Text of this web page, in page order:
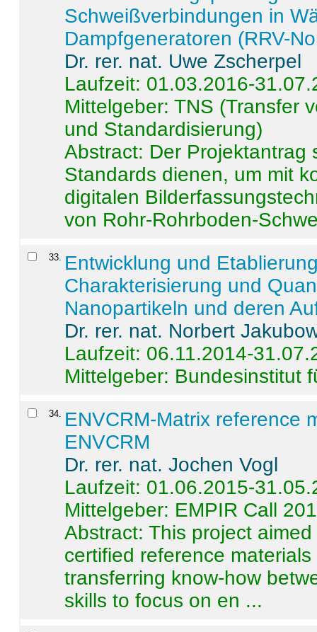
Schweißverbindungen in
Dampfgeneratoren (RRV-
Dr. rer. nat. Uwe Zscherpel
Laufzeit: 01.03.2016-
Mittelgeber: TNS (Transfer
und Standardisierung)
Abstract: Der Projektantrag
Standards dienen, um mit
digitalen
von Rohr-Rohrboden-
33. Entwicklung und
Charakterisierung und
Nanopartikeln und deren
Dr. rer. nat. Norbert
Laufzeit: 06.11.2014-
Mittelgeber: Bundesinstitut
34. ENVCRM-Matrix reference
ENVCRM
Dr. rer. nat. Jochen Vogl
Laufzeit: 01.06.2015-
Mittelgeber: EMPIR Call
Abstract:This project
certified reference
transferring know-how
skills to focus on en ...